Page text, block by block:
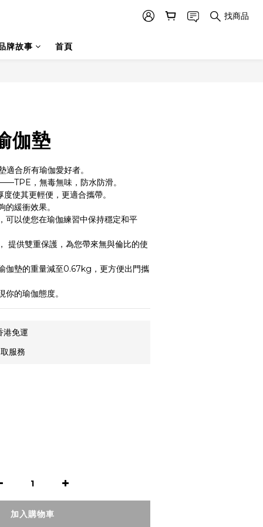
找商品
牌故事 首頁
伽墊
合所有瑜伽愛好者。
，無毒無味，防水防滑。
使其更輕便，更適合攜帶。
緩衝效果。
以使您在瑜伽練習中保持穩定和平
提供雙重保護，為您帶來無與倫比的使
伽墊的重量減至0.67kg，更方便出門攜
的瑜伽態度。
免運
服務
加入購物車